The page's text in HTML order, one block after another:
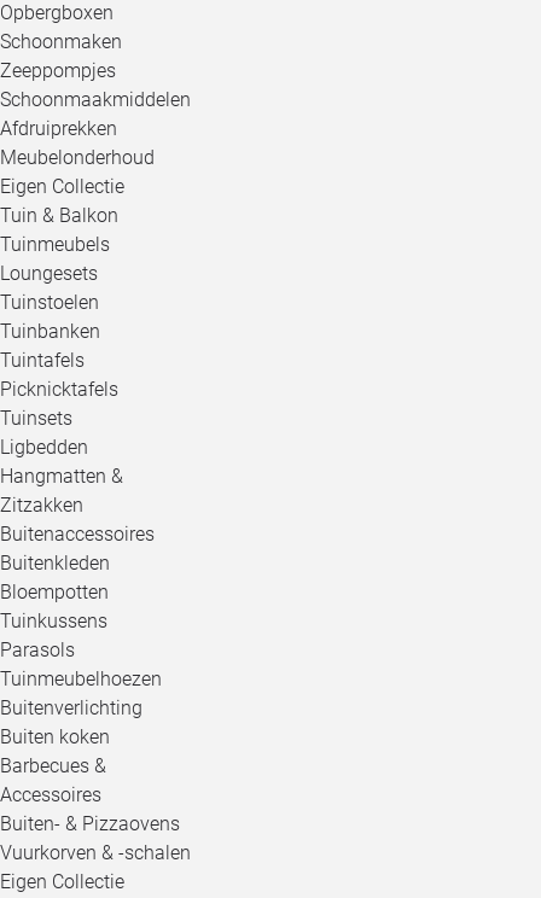
Opbergboxen
Schoonmaken
Zeeppompjes
Schoonmaakmiddelen
Afdruiprekken
Meubelonderhoud
Eigen Collectie
Tuin & Balkon
Tuinmeubels
Loungesets
Tuinstoelen
Tuinbanken
Tuintafels
Picknicktafels
Tuinsets
Ligbedden
Hangmatten &
Zitzakken
Buitenaccessoires
Buitenkleden
Bloempotten
Tuinkussens
Parasols
Tuinmeubelhoezen
Buitenverlichting
Buiten koken
Barbecues &
Accessoires
Buiten- & Pizzaovens
Vuurkorven & -schalen
Eigen Collectie